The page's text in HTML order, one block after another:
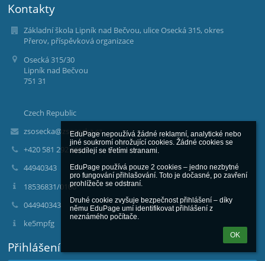
EduPage nepoužívá žádné reklamní, analytické nebo
jiné soukromí ohrožující cookies. Žádné cookies se
nesdílejí se třetími stranami.
EduPage používá pouze 2 cookies – jedno nezbytné
pro fungování přihlašování. Toto je dočasné, po zavření
prohlížeče se odstraní.
Druhé cookie zvyšuje bezpečnost přihlášení – díky
němu EduPage umí identifikovat přihlášení z
neznámého počítače.
OK
Kontakty
Základní škola Lipník nad Bečvou, ulice Osecká 315, okres
Přerov, příspěvková organizace
Osecká 315/30
Lipník nad Bečvou
751 31
Czech Republic
zsosecka@zsosecka.cz
+420 581 292 025
44940343
18536831/0100
044940343
ke5mpfg
Přihlášení